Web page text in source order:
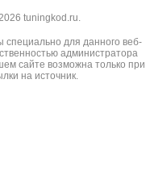
tuningkod.ru.
для данного веб-
администратора
сайте возможна только при
на источник.